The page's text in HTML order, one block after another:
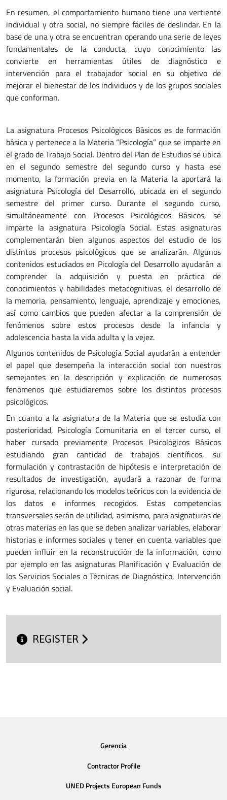
En resumen, el comportamiento humano tiene una vertiente
individual y otra social, no siempre fáciles de deslindar. En la
base de una y otra se encuentran operando una serie de leyes
fundamentales de la conducta, cuyo conocimiento las
convierte en herramientas útiles de diagnóstico e
intervención para el trabajador social en su objetivo de
mejorar el bienestar de los individuos y de los grupos sociales
que conforman.
La asignatura Procesos Psicológicos Básicos es de formación
básica y pertenece a la Materia “Psicología” que se imparte en
el grado de Trabajo Social. Dentro del Plan de Estudios se ubica
en el segundo semestre del segundo curso y hasta ese
momento, la formación previa en la Materia la aportará la
asignatura Psicología del Desarrollo, ubicada en el segundo
semestre del primer curso. Durante el segundo curso,
simultáneamente con Procesos Psicológicos Básicos, se
imparte la asignatura Psicología Social. Estas asignaturas
complementarán bien algunos aspectos del estudio de los
distintos procesos psicológicos que se analizarán. Algunos
contenidos estudiados en Picología del Desarrollo ayudarán a
comprender la adquisición y puesta en práctica de
conocimientos y habilidades metacognitivas, el desarrollo de
la memoria, pensamiento, lenguaje, aprendizaje y emociones,
así como cambios que pueden afectar a la comprensión de
fenómenos sobre estos procesos desde la infancia y
adolescencia hasta la vida adulta y la vejez.
Algunos contenidos de Psicología Social ayudarán a entender
el papel que desempeña la interacción social con nuestros
semejantes en la descripción y explicación de numerosos
fenómenos que estudiaremos sobre los distintos procesos
psicológicos.
En cuanto a la asignatura de la Materia que se estudia con
posterioridad, Psicología Comunitaria en el tercer curso, el
haber cursado previamente Procesos Psicológicos Básicos
estudiando gran cantidad de trabajos científicos, su
formulación y contrastación de hipótesis e interpretación de
resultados de investigación, ayudará a razonar de forma
rigurosa, relacionando los modelos teóricos con la evidencia de
los datos e informes recogidos. Estas competencias
transversales serán de utilidad, asimismo, para asignaturas de
otras materias en las que se deben analizar variables, elaborar
historias e informes sociales y tener en cuenta variables que
pueden influir en la reconstrucción de la información, como
por ejemplo en las asignaturas Planificación y Evaluación de
los Servicios Sociales o Técnicas de Diagnóstico, Intervención
y Evaluación social.
REGISTER
Gerencia
Contractor Profile
UNED Projects European Funds